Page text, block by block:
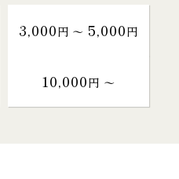
3,000円 〜 5,000円
10,000円 〜